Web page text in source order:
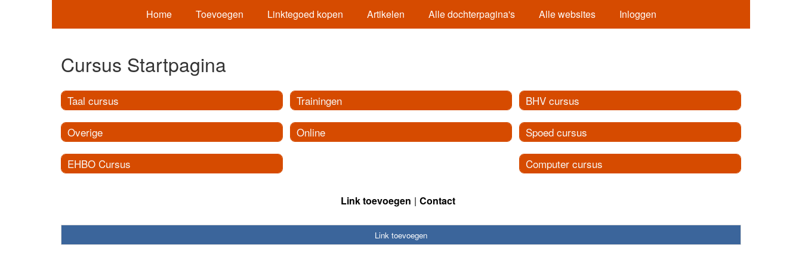
Home Toevoegen Linktegoed kopen Artikelen Alle dochterpagina's Alle websites Inloggen
Cursus Startpagina
Taal cursus
Overige
EHBO Cursus
Trainingen
Online
BHV cursus
Spoed cursus
Computer cursus
Link toevoegen Contact
Link toevoegen